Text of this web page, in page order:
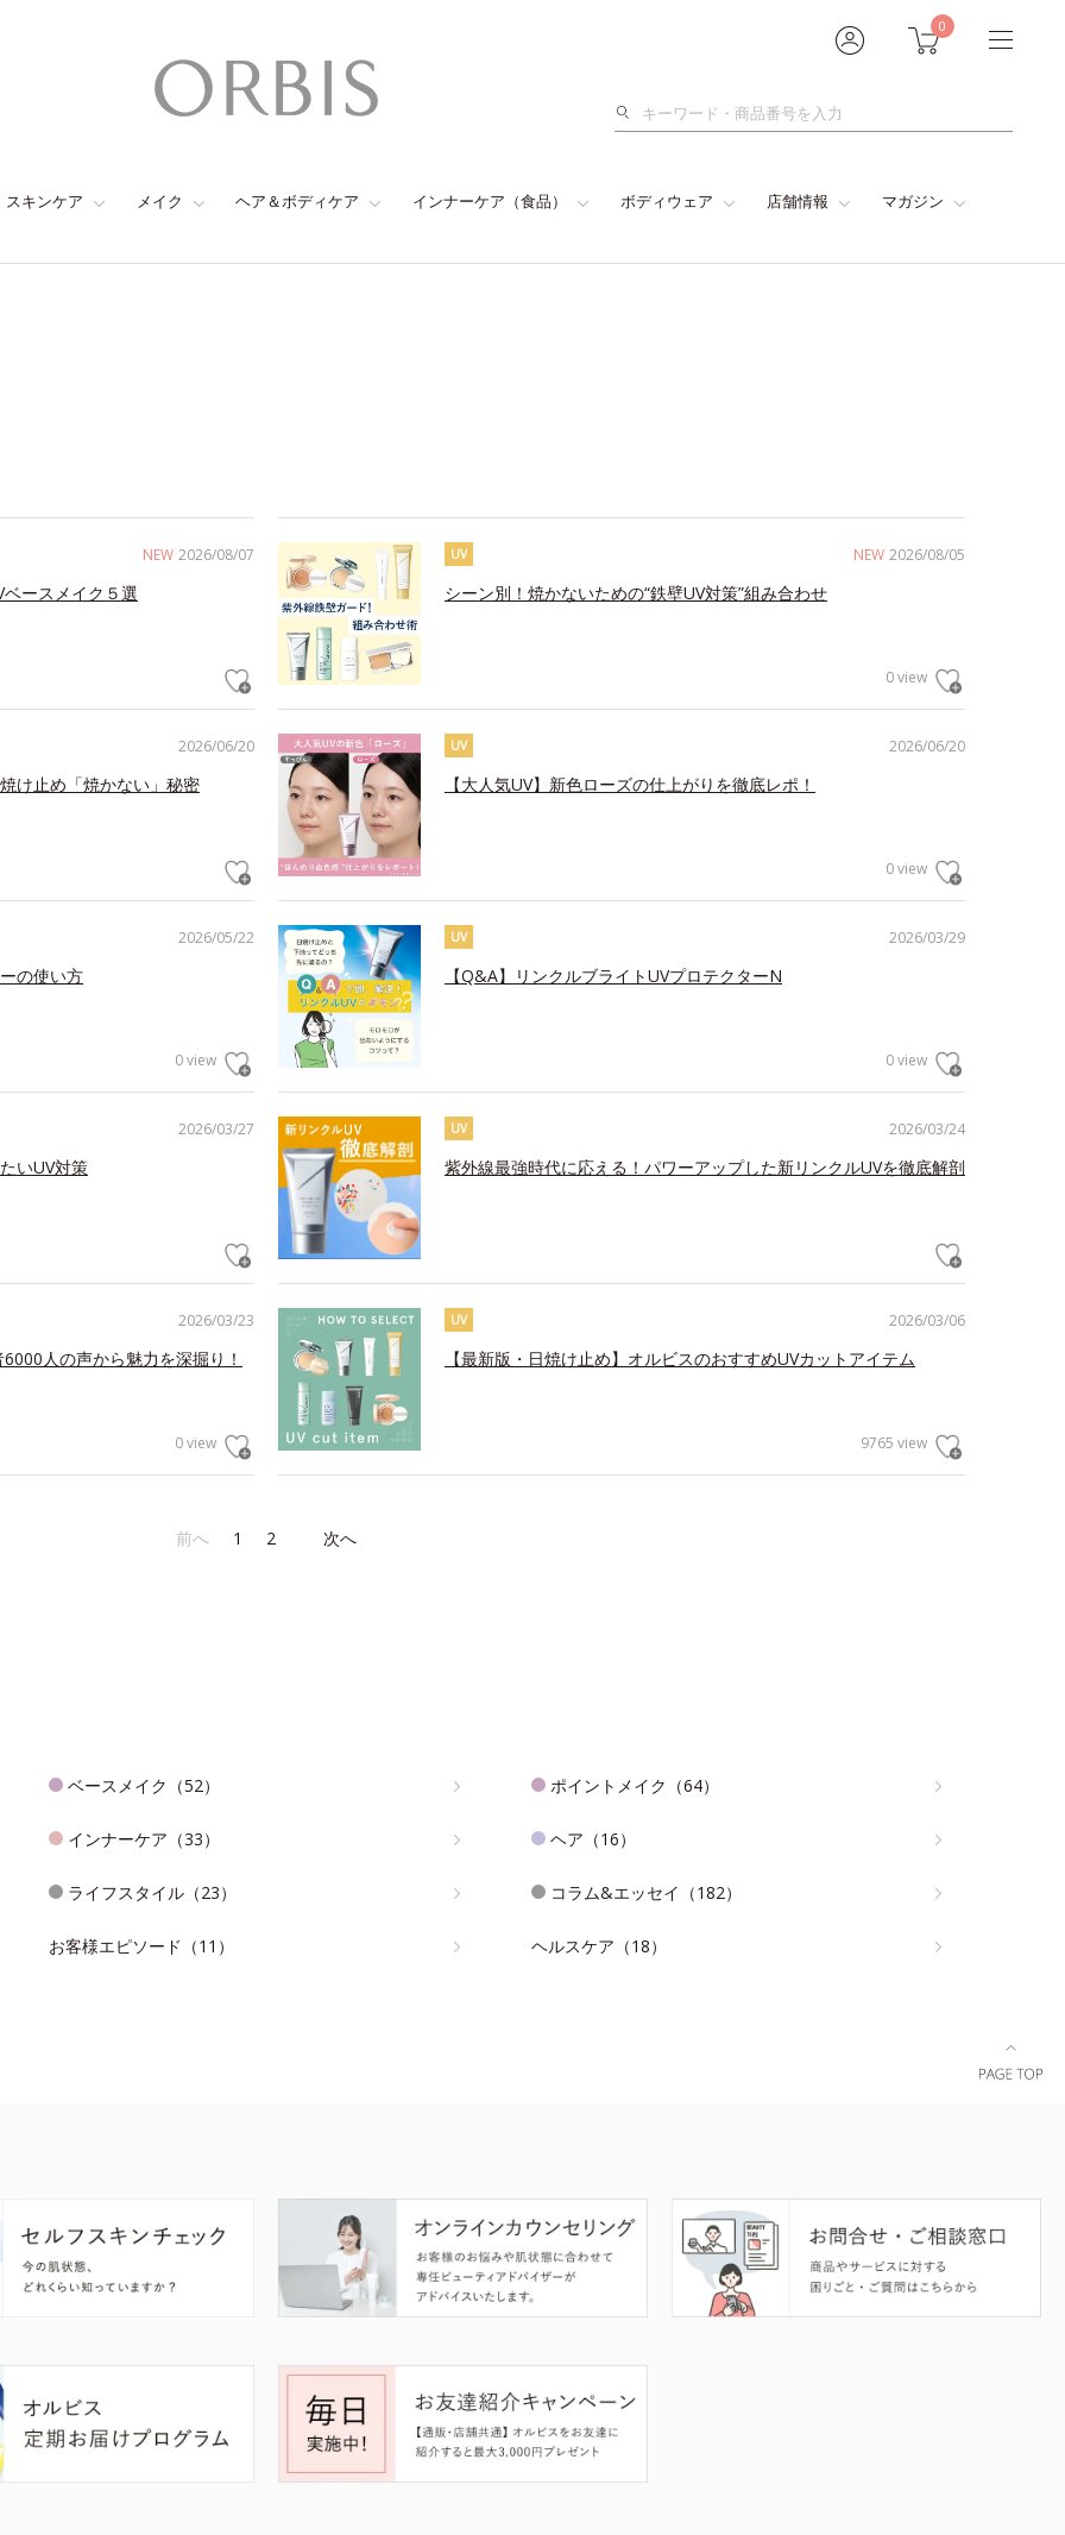
0
検
スキンケア メイク ヘア＆ボディケア インナーケア（食品） ボディウェア 店舗情報 マガジン
NEW 2026/08/07
ースメイク５選
NEW 2026/08/05
UV
シーン別！焼かないための“鉄壁UV対策”組み合わせ
0 view
2026/06/20
け止め「焼かない」秘密
2026/06/20
UV
【大人気UV】新色ローズの仕上がりを徹底レポ！
0 view
2026/05/22
の使い方
0 view
2026/03/29
UV
【Q&A】リンクルブライトUVプロテクターN
0 view
2026/03/27
いUV対策
2026/03/24
UV
紫外線最強時代に応える！パワーアップした新リンクルUVを徹底解剖
2026/03/23
人の声から魅力を深掘り！
0 view
2026/03/06
UV
【最新版・日焼け止め】オルビスのおすすめUVカットアイテム
9765 view
前へ 1 2 次へ
ベースメイク（52） ポイントメイク（64）
インナーケア（33） ヘア（16）
ライフスタイル（23） コラム&エッセイ（182）
お客様エピソード（11） ヘルスケア（18）